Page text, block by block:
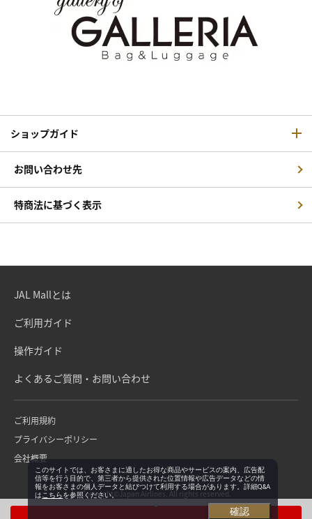
ショップガイド
お問い合わせ先
特商法に基づく表示
JAL Mallとは
ご利用ガイド
操作ガイド
よくあるご質問・お問い合わせ
ご利用規約
プライバシーポリシー
会社概要
Copyright©Japan Airlines. All rights reserved.
このサイトでは、お客さまに適したお得な商品やサービスの案内、広告配
信等を行う目的で、第三者から提供された位置情報や広告データなどの情
報をお客さまの個人データと結びつけて利用する場合があります。詳細Q&A
は こちらを参照ください。
確認